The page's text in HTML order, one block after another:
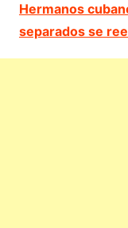
Hermanos
separados se